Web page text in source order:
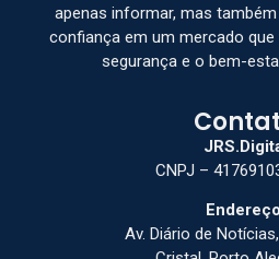
apenas informar, mas
confiança em um mercado
segurança e o bem-
CNPJ –
Av. Diário de